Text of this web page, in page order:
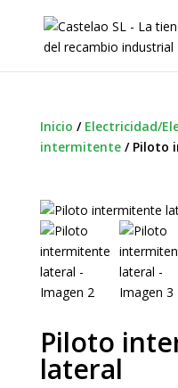
Inicio / Electricidad/
intermitente/ Piloto
Piloto
lateral